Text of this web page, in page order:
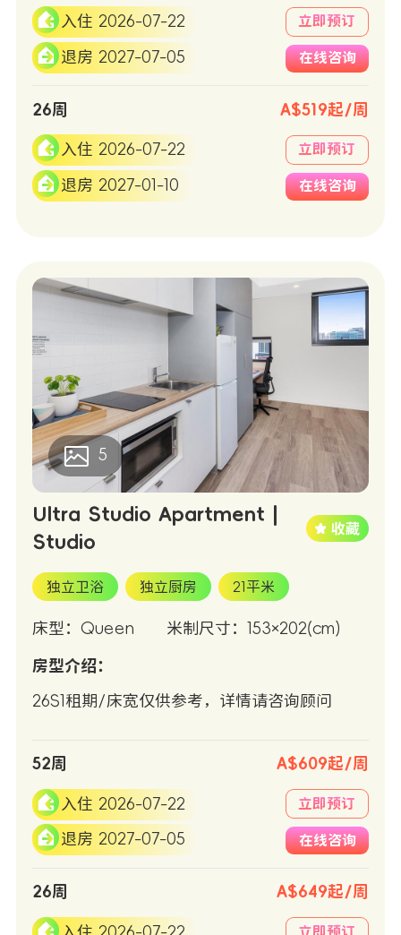
入住 2026-07-22
退房 2027-07-05
立即预订
在线咨询
26周 A$519起/周
入住 2026-07-22
退房 2027-01-10
立即预订
在线咨询
5
Ultra Studio Apartment |
Studio
独立卫浴 独立厨房 21平米
床型：Queen 米制尺寸：153×202(cm)
房型介绍：
26S1租期/床宽仅供参考，详情请咨询顾问
52周 A$609起/周
入住 2026-07-22
退房 2027-07-05
立即预订
在线咨询
26周 A$649起/周
立即预订